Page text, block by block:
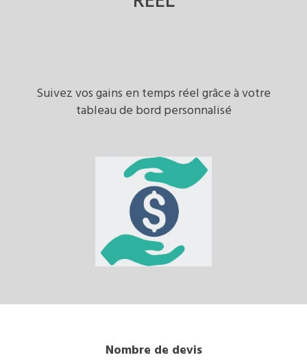
Suivez vos gains en temps réel grâce à votre
tableau de bord personnalisé
Nombre de devis